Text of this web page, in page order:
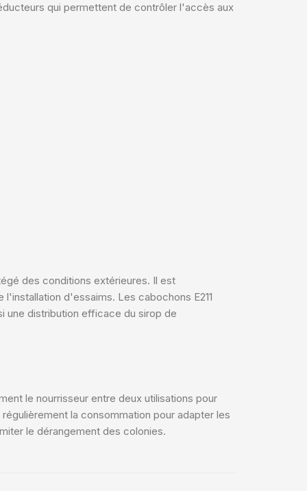
qui permettent de contrôler l'accès aux
des conditions extérieures. Il est
d'essaims. Les cabochons E211
une distribution efficace du sirop de
le nourrisseur entre deux utilisations pour
la consommation pour adapter les
le dérangement des colonies.